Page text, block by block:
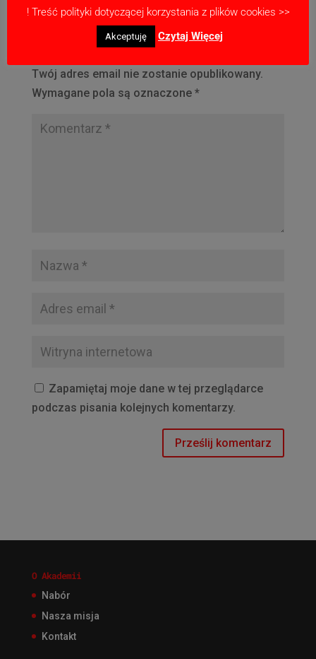
Prześlij komentarz
Twój adres email nie zostanie opublikowany.
Wymagane pola są oznaczone *
Zapamiętaj moje dane w tej przeglądarce
podczas pisania kolejnych komentarzy.
O Akademii
Nabór
Nasza misja
Kontakt
! Treść polityki dotyczącej korzystania z plików cookies >>
Akceptuję Czytaj Więcej